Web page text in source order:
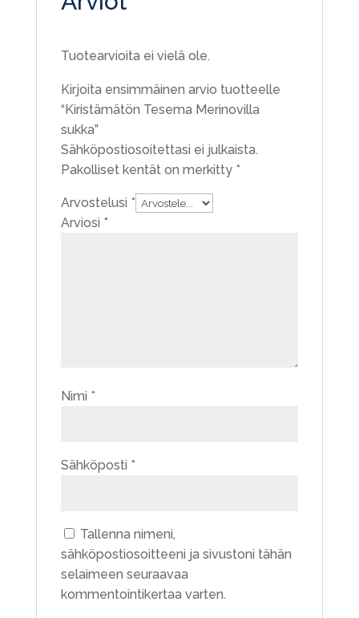
Tuotearvioita ei vielä ole.
Kirjoita ensimmäinen arvio tuotteelle
“Kiristämätön Tesema Merinovilla
sukka”
Sähköpostiosoitettasi ei julkaista.
Pakolliset kentät on merkitty *
Arvostelusi *
Arviosi *
Nimi *
Sähköposti *
Tallenna nimeni,
sähköpostiosoitteeni ja sivustoni tähän
selaimeen seuraavaa
kommentointikertaa varten.